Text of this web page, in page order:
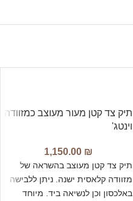
תיק צד קטן מעור מעוצב כמזוודה
וינטג'
1,150.00 ₪
תיק צד קטן מעוצב בהשראה של
מזוודה קלאסית ישנה. ניתן ללבישה
באלכסון וכן לנשיאה ביד. מיוחד